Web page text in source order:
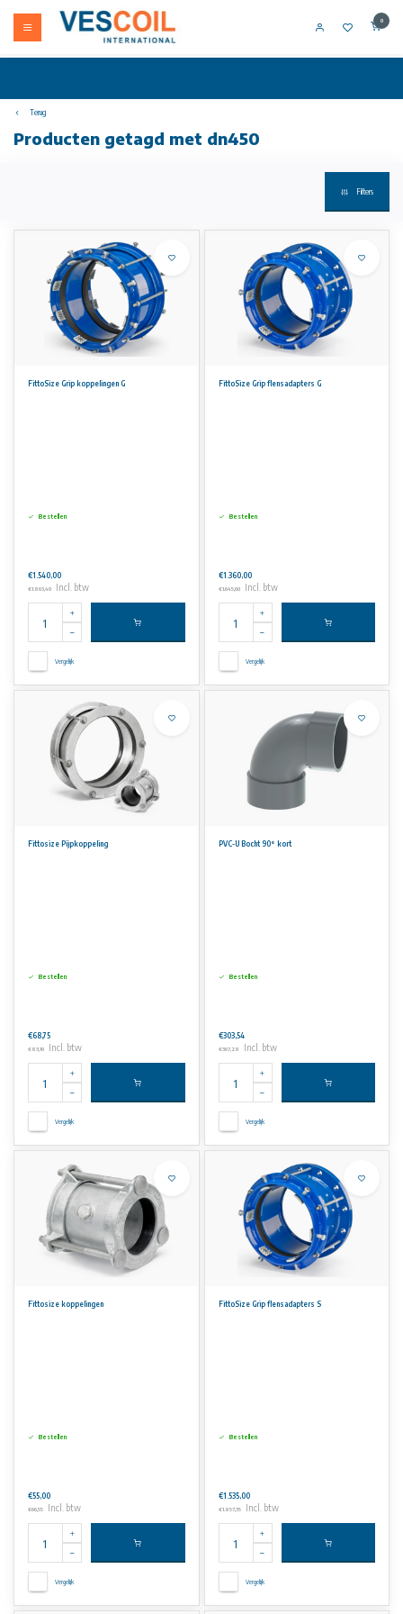
0
Terug
Producten getagd met dn450
Filters
FittoSize Grip koppelingen G
Bestellen
€1.540,00
€1.863,40 Incl. btw
Vergelijk
FittoSize Grip flensadapters G
Bestellen
€1.360,00
€1.645,60 Incl. btw
Vergelijk
Fittosize Pijpkoppeling
Bestellen
€68,75
€83,19 Incl. btw
Vergelijk
PVC-U Bocht 90° kort
Bestellen
€303,54
€367,28 Incl. btw
Vergelijk
Fittosize koppelingen
Bestellen
€55,00
€66,55 Incl. btw
Vergelijk
FittoSize Grip flensadapters S
Bestellen
€1.535,00
€1.857,35 Incl. btw
Vergelijk